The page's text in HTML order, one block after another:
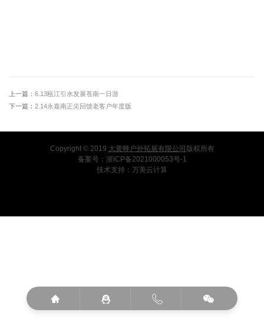
上一篇： 6.13瓯江引水发展苍南一日游
下一篇： 2.14永嘉南正尖回馈老客户年度版
   
Copyright © 2019 大黄蜂户外拓展有限公司 版权所有
备案号： 浙ICP备2021000053号-1
技术支持： 万美云计算